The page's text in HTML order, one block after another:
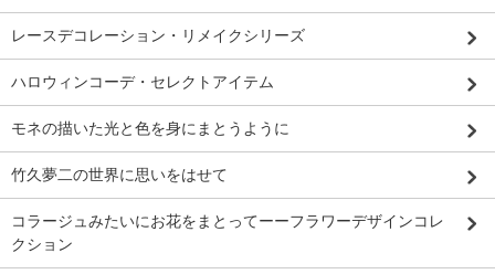
レースデコレーション・リメイクシリーズ
ハロウィンコーデ・セレクトアイテム
モネの描いた光と色を身にまとうように
竹久夢二の世界に思いをはせて
コラージュみたいにお花をまとってーーフラワーデザインコレ
クション